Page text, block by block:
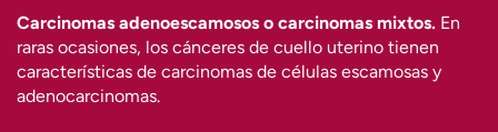
Carcinomas adenoescamosos o carcinomas mixtos. En
raras ocasiones, los cánceres de cuello uterino tienen
características de carcinomas de células escamosas y
adenocarcinomas.